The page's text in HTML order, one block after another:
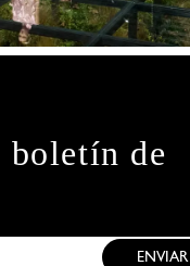
boletín de
ENVIAR